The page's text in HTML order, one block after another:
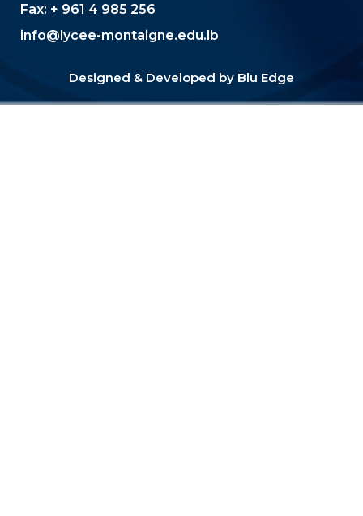
Fax: + 961 4 985 256
info@lycee-montaigne.edu.lb
Designed & Developed by Blu Edge